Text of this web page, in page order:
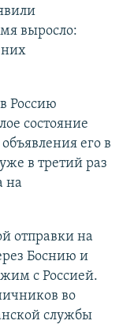
выросло:
них
Россию
состояние
его в
в третий раз
на
отправки на
Боснию и
с Россией.
во
службы